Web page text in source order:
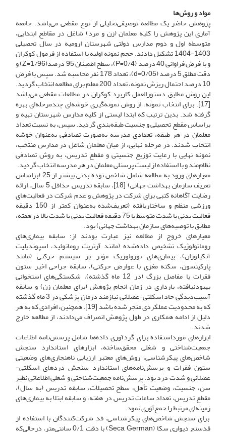
مواد و روش‌ها
پژوهش حاضر یک مطالعه توصیفی‌تحلیلی از نوع مقطعی می‌باشد. جامعه
آماری این پژوهش را کلیه معلمان (زن و مرد) شاغل در مقاطع ابتدایی،
متوسطه اول و دوم مدارس دولتی شهرستان ارومیه در سال تحصیلی
1403-1404 تشکیل دادند. حجم نمونه اولیه با استفاده از فرمول کوکران
و با فرض فراوانی 40 درصد (0/4=P)، سطح اطمینان 95 درصد(1/96=Z) و
دقت مطلق 5 درصد (0/05=d)، تعداد 178 نفر محاسبه شد. سپس با فرض
10 درصد احتمال ریزش نمونه، تعداد 200 معلم برای مطالعه انتخاب گردید.
این روش مطابق دستورالعمل کاربرد کوکران در مطالعات مقطعی می‌باشد
[17]. برای انتخاب نمونه، از روش نمونه‌گیری خوشه‌ای چندمرحله‌ای بهره
گرفته شد. بدین ترتیب که ابتدا لیستی از کلیه مدارس شهرستان تهیه و
براساس مقطع تحصیلی و جنسیت طبقه‌بندی گردید. سپس، به نسبت تعداد
معلمان در هر طبقه، تعدادی مدرسه به‌صورت تصادفی به‌عنوان خوشه
انتخاب شدند. در مرحله نهایی، از میان معلمان شاغل در مدارس منتخب،
نمونه نهایی با رعایت توزیع جنسیتی و مقطع تدریس، به روش تصادفی
نظام‌مند و با استفاده از لیست پرسنلی معلمان در هر مدرسه انتخاب گردید.
معیارهای ورود به مطالعه شامل شاخص توده بدنی بیشتر از 25 (براساس
تعریف سازمان بهداشت جهانی) [18]، سابقه تدریس حداقل 5 سال، ارائه
رضایت آگاهانه کتبی برای شرکت در پژوهش و عدم شرکت در فعالیت‌های
ورزشی منظم و ساختاریافته (تعریف‌شده به‌عنوان کمتر از 150 دقیقه
فعالیت بدنی با شدت متوسط یا 75 دقیقه فعالیت بدنی با شدت بالا در هفته،
مطابق با توصیه‌های سازمان بهداشت جهانی) بود.
معیارهای خروج از مطالعه نیز عبارت بودند از: سابقه بیماری‌های
روماتولوژیک تشخیص داده‌شده (مانند آرتریت روماتوئید، اسپوندیلیت
آنکیلوزان)، بیماری‌های نورولوژیک مؤثر بر سیستم حرکتی (مانند
پارکینسون، سکته مغزی با عوارض حرکتی)، سابقه جراحی اخیر ستون
فقرات یا مفاصل بزرگ (در 12 ماه گذشته)، شکستگی‌های استخوانی
بهبودنیافته، بارداری در زمان انجام پژوهش (برای معلمان زن) و سابقه
آسیب‌دیدگی حاد اسکلتی-عضلانی نیازمند درمان پزشکی در 3 ماه گذشته
که به محدودیت عملکردی منجر شده باشد [19]. همچنین، افرادی که به هر
دلیل از ادامه همکاری در طول پژوهش انصراف می‌دادند، از مطالعه خارج
شدند.
ابزارهای مورداستفاده برای گردآوری داده‌ها شامل پرسش‌نامه اطلاعات
جمعیت‌شناختی و شغلی محقق‌ساخته، ابزارهای استاندارد سنجش
شاخص‌های پیکرشناسی، روش‌های معتبر ارزیابی ناهنجاری‌های وضعیتی
ستون فقرات و پرسش‌نامه‌های استاندارد سنجش دردهای اسکلتی-
عضلانی و شدت درد بود. پرسش‌نامه جمعیت‌شناختی و شغلی اطلاعاتی نظیر
سن، جنسیت، وضعیت تأهل، سطح تحصیلات، سابقه تدریس (به سال)،
مقطع تدریس، تعداد ساعات تدریس در هفته، و سابقه ابتلا به بیماری‌های
زمینه‌ای مرتبط را جمع‌آوری نمود.
برای سنجش شاخص‌های پیکرشناسی، قد شرکت‌کنندگان با استفاده از
قدسنج دیواری سکا (Seca, German) با دقت 0/1 سانتی‌متر، درحالی‌که